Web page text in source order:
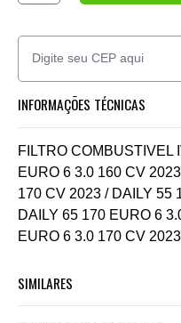
INFORMAÇÕES TÉCNICAS
FILTRO COMBUSTIVEL
EURO 6 3.0 160 CV
170 CV 2023 / DAILY 55
DAILY 65 170 EURO 6
EURO 6 3.0 170 CV 2023
SIMILARES